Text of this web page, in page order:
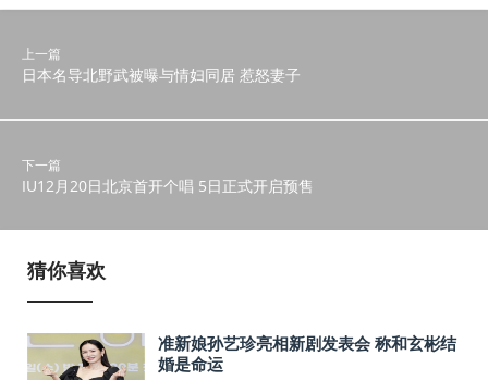
上一篇
日本名导北野武被曝与情妇同居 惹怒妻子
下一篇
IU12月20日北京首开个唱 5日正式开启预售
猜你喜欢
准新娘孙艺珍亮相新剧发表会 称和玄彬结
婚是命运